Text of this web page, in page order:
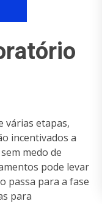
várias etapas,
incentivados a
medo de
pode levar
passa para a fase
para